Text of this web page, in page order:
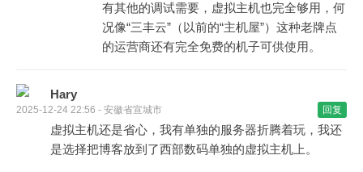
有其他的调试需要，虚拟主机也完全够用，何
况像“三丰云”（以前的“主机屋”）这种老牌点
的运营商还有完全免费的机子可供使用。
Hary
2025-12-24 22:56 - 安徽省宣城市 回复
虚拟主机还是省心，我有单独的服务器折腾着玩，我还
是选择把博客放到了西部数码单独的虚拟主机上。